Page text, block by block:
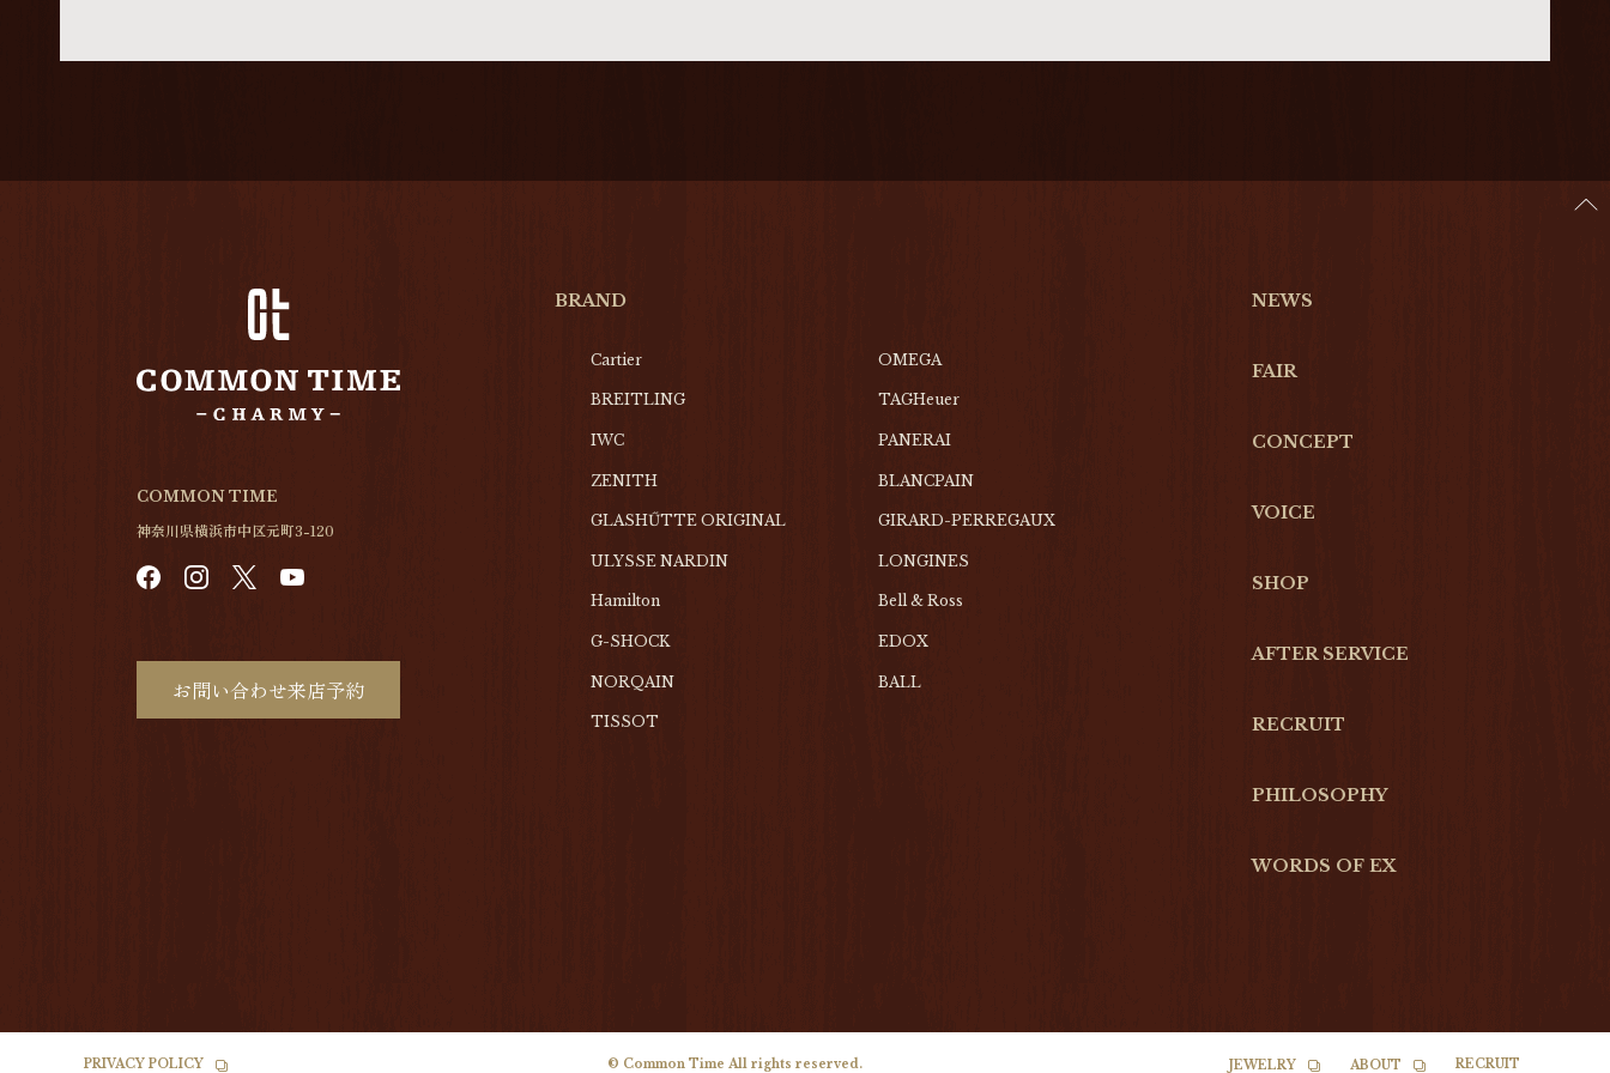
NEWS
FAIR
CONCEPT
BRAND
Cartier OMEGA
BREITLING TAGHeuer
IWC PANERAI
ZENITH BLANCPAIN
GLASHŰTTE ORIGINAL GIRARD-PERREGAUX
ULYSSE NARDIN LONGINES
Hamilton Bell & Ross
G-SHOCK EDOX
NORQAIN BALL
TISSOT
VOICE
SHOP
AFTER SERVICE
RECRUIT
PHILOSOPHY
WORDS OF EX
COMMON TIME
神奈川県横浜市中区元町3-120
お問い合わせ来店予約
PRIVACY POLICY © Common Time All rights reserved. JEWELRY ABOUT RECRUIT